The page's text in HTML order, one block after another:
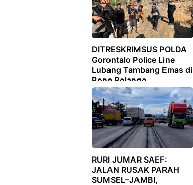
DITRESKRIMSUS POLDA
Gorontalo Police Line
Lubang Tambang Emas di
Bone Bolango
RURI JUMAR SAEF:
JALAN RUSAK PARAH
SUMSEL–JAMBI,